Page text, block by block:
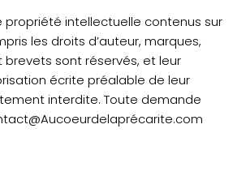
propriété intellectuelle contenus sur
les droits d’auteur, marques,
brevets sont réservés, et leur
écrite préalable de leur
interdite. Toute demande